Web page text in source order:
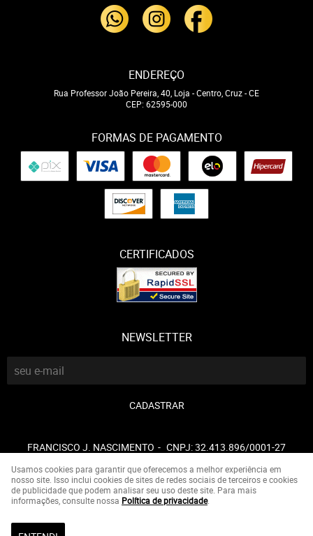
ENDEREÇO
Rua Professor João Pereira, 40, Loja -Centro, Cruz-CE
CEP: 62595-000
FORMAS DE PAGAMENTO
CERTIFICADOS
NEWSLETTER
CADASTRAR
FRANCISCO J. NASCIMENTO CNPJ: 32.413.896/0001-27
LOJA VIRTUAL CRIADA POR
Usamos cookies para garantir que oferecemos a melhor experiência em
nosso site. Isso inclui cookies de sites de redes sociais de terceiros e cookies
de publicidade que podem analisar seu uso deste site. Para mais
informações, consulte nossa Política de privacidade.